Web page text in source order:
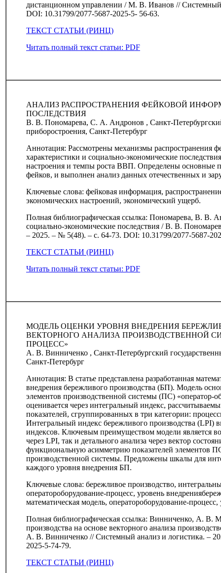
дистанционном управлении / М. В. Иванов //
DOI: 10.31799/2077-5687-2025-5- 56-63.
ТЕКСТ СТАТЬИ (РИНЦ)
Читать полный текст статьи: PDF
АНАЛИЗ РАСПРОСТРАНЕНИЯ ФЕЙКОВОЙ
ПОСЛЕДСТВИЯ
В. В. Пономарева, С. А. Андронов , Санкт-
приборостроения, Санкт-Петербург
Аннотация: Рассмотрены механизмы распространения
характеристики и социально-экономические
настроения и темпы роста ВВП. Определены основные
фейков, и выполнен анализ данных отечественных и
Ключевые слова: фейковая информация,
экономических настроений, экономический ущерб.
Полная библиографическая ссылка: Пономарева, В. В.
социально-экономические последствия / В. В.
– 2025. – № 5(48). – с. 64-73. DOI: 10.31799/2077-5687-
ТЕКСТ СТАТЬИ (РИНЦ)
Читать полный текст статьи: PDF
МОДЕЛЬ ОЦЕНКИ УРОВНЯ ВНЕДРЕНИЯ
ВЕКТОРНОГО АНАЛИЗА ПРОИЗВОДСТВЕННОЙ
ПРОЦЕСС»
А. В. Винниченко , Санкт-Петербургский
Санкт-Петербург
Аннотация: В статье представлена разработанная
внедрения бережливого производства (БП). Модель
элементов производственной системы (ПС)
оценивается через интегральный индекс,
показателей, сгруппированных в три категории:
Интегральный индекс бережливого производства (LPI)
индексов. Ключевым преимуществом модели является
через LPI, так и детального анализа через вектор
функциональную асимметрию показателей элементов
производственной системы. Предложены шкалы для
каждого уровня внедрения БП.
Ключевые слова: бережливое производство,
оператороборудование-процесс, уровень
математическая модель, оператороборудование-
Полная библиографическая ссылка: Винниченко, А. В.
производства на основе векторного анализа
А. В. Винниченко // Системный анализ и логистика. –
2025-5-74-79.
ТЕКСТ СТАТЬИ (РИНЦ)